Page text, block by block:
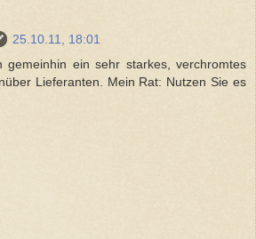
25.10.11, 18:01
gemeinhin ein sehr starkes, verchromtes
Lieferanten. Mein Rat: Nutzen Sie es